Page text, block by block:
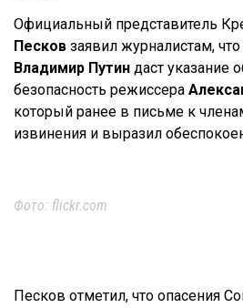
Официальный представитель
Песков заявил журналистам,
Владимир Путин даст указание
безопасность режиссера
который ранее в письме к
извинения и выразил
Фото: flickr.com
Песков отметил, что опасения